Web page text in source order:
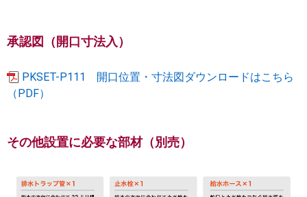
承認図（開口寸法入）
PKSET-P111 開口位置・寸法図ダウンロードはこちら
（PDF）
その他設置に必要な部材（別売）